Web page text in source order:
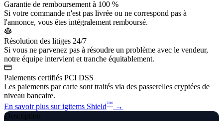
Garantie de remboursement à 100 %
Si votre commande n'est pas livrée ou ne correspond pas à
l'annonce, vous êtes intégralement remboursé.
Résolution des litiges 24/7
Si vous ne parvenez pas à résoudre un problème avec le vendeur,
notre équipe intervient et tranche équitablement.
Paiements certifiés PCI DSS
Les paiements par carte sont traités via des passerelles cryptées de
niveau bancaire.
En savoir plus sur igitems Shield™ →
Description